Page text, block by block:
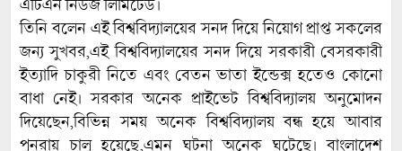
এটিএন নিউজ লিমিটেড।
তিনি বলেন এই বিশ্ববিদ্যালয়ের সনদ দিয়ে নিয়োগ প্রাপ্ত সকলের
জন্য সুখবর,এই বিশ্ববিদ্যালয়ের সনদ দিয়ে সরকারী বেসরকারী
ইত্যাদি চাকুরী নিতে এবং বেতন ভাতা ইন্ডেক্স হতেও কোনো
বাধা নেই। সরকার অনেক প্রাইভেট বিশ্ববিদ্যালয় অনুমোদন
দিয়েছেন,বিভিন্ন সময় অনেক বিশ্ববিদ্যালয় বন্ধ হয়ে আবার
পুনরায় চালু হয়েছে,এমন ঘটনা অনেক ঘটেছে। বাংলাদেশ